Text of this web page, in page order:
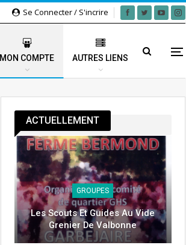
Se Connecter / S'incrire
MON COMPTE AUTRES LIENS
ACTUELLEMENT
GROUPES
Les Scouts Et Guides Au Vide
Grenier De Valbonne